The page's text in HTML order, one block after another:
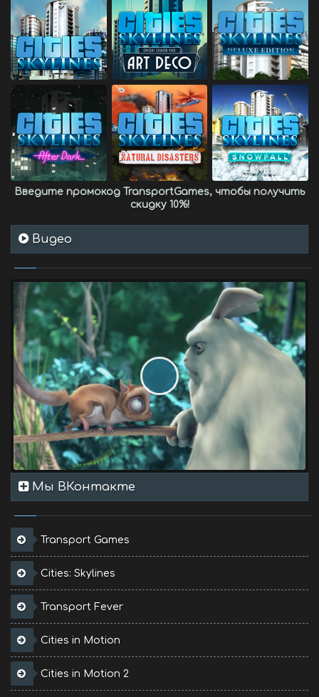
Введите промокод TransportGames, чтобы получить
скидку 10%!
Видео
Мы ВКонтакте
Transport Games
Cities: Skylines
Transport Fever
Cities in Motion
Cities in Motion 2